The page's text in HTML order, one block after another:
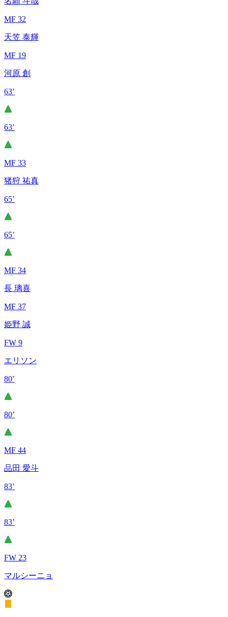
MF 32
天笠 泰輝
MF 19
河原 創
63’
63’
MF 33
猪狩 祐真
65’
65’
MF 34
長 璃喜
MF 37
姫野 誠
FW 9
エリソン
80’
80’
MF 44
品田 愛斗
83’
83’
FW 23
マルシーニョ